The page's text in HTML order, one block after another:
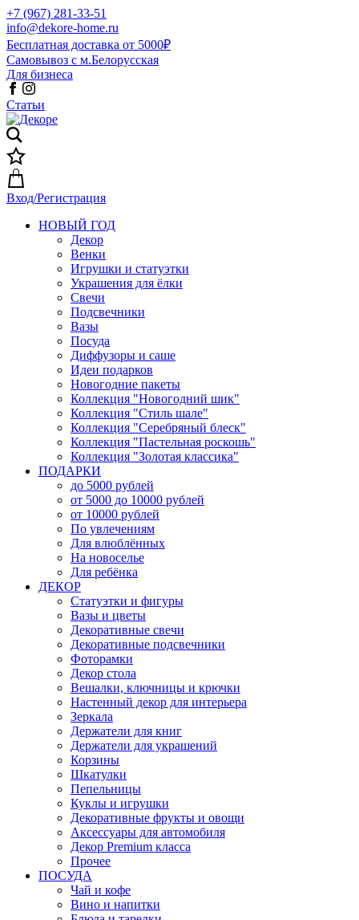
+7 (967) 281-33-51
info@dekore-home.ru
Бесплатная доставка от 5000₽
Самовывоз с м.Белорусская
Для бизнеса
Статьи
Вход/Регистрация
НОВЫЙ ГОД
Декор
Венки
Игрушки и статуэтки
Украшения для ёлки
Свечи
Подсвечники
Вазы
Посуда
Диффузоры и саше
Идеи подарков
Новогодние пакеты
Коллекция "Новогодний шик"
Коллекция "Стиль шале"
Коллекция "Серебряный блеск"
Коллекция "Пастельная роскошь"
Коллекция "Золотая классика"
ПОДАРКИ
до 5000 рублей
от 5000 до 10000 рублей
от 10000 рублей
По увлечениям
Для влюблённых
На новоселье
Для ребёнка
ДЕКОР
Статуэтки и фигуры
Вазы и цветы
Декоративные свечи
Декоративные подсвечники
Фоторамки
Декор стола
Вешалки, ключницы и крючки
Настенный декор для интерьера
Зеркала
Держатели для книг
Держатели для украшений
Корзины
Шкатулки
Пепельницы
Куклы и игрушки
Декоративные фрукты и овощи
Аксессуары для автомобиля
Декор Premium класса
Прочее
ПОСУДА
Чай и кофе
Вино и напитки